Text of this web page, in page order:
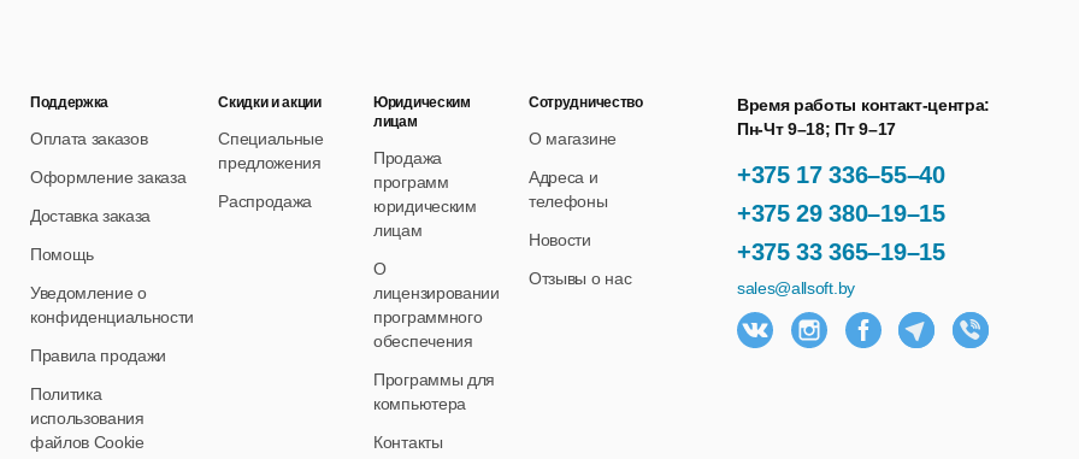
+375 17 336–55–40
+375 29 380–19–15
+375 33 365–19–15
Время работы контакт-центра:
Пн-Чт 9–18; Пт 9–17
sales@allsoft.by
Поддержка
Оплата заказов
Оформление заказа
Доставка заказа
Помощь
Уведомление о
конфиденциальности
Правила продажи
Политика
использования
файлов Cookie
Скидки и акции
Специальные
предложения
Распродажа
Юридическим
лицам
Продажа
программ
юридическим
лицам
О
лицензировании
программного
обеспечения
Программы для
компьютера
Контакты
Сотрудничество
О магазине
Адреса и
телефоны
Новости
Отзывы о нас